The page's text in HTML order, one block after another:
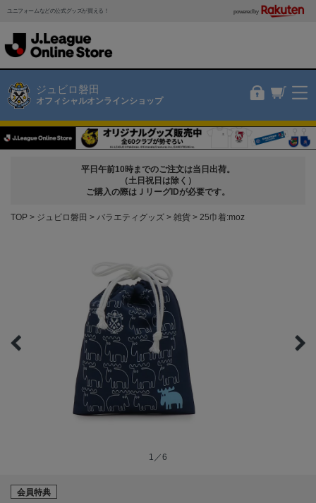
ユニフォームなどの公式グッズが買える！ powered by
ジュビロ磐田
オフィシャルオンラインショップ
平日午前10時までのご注文は当日出荷。
（土日祝日は除く）
ご購入の際はＪリーグIDが必要です。
TOP ジュビロ磐田 バラエティグッズ 雑貨 25巾着:moz
1／6
会員特典